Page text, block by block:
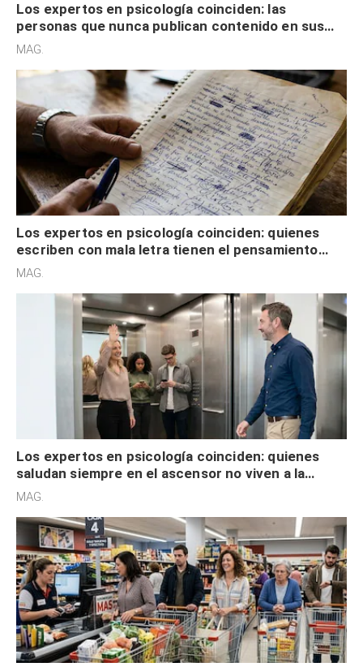
Los expertos en psicología coinciden: las
personas que nunca publican contenido en sus
redes sociales no pretenden buscar validación
MAG.
Los expertos en psicología coinciden: quienes
escriben con mala letra tienen el pensamiento
acelerado y no lo hacen por desinterés
MAG.
Los expertos en psicología coinciden: quienes
saludan siempre en el ascensor no viven a la
defensiva y tienen apertura social
MAG.